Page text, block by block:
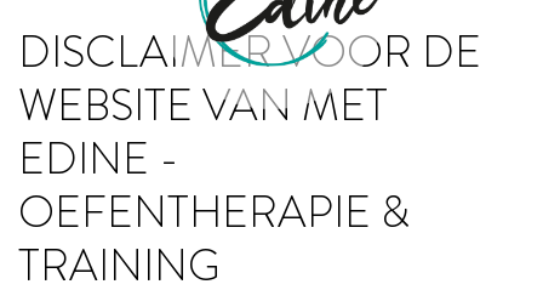
DISCLAIMER VOOR DE
WEBSITE VAN MET
EDINE -
OEFENTHERAPIE &
TRAINING